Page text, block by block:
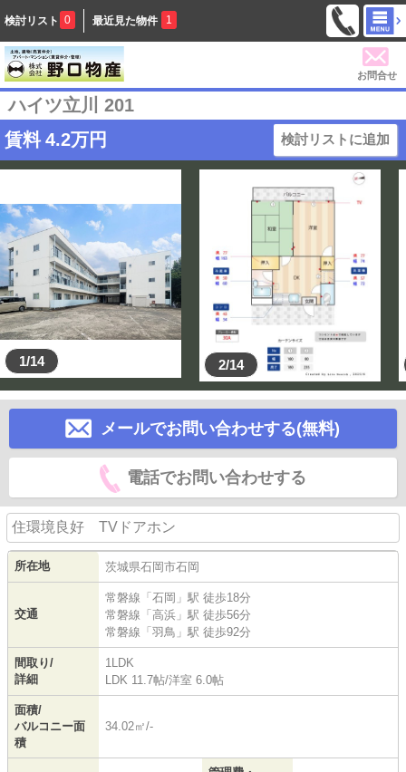
検討リスト 0 最近見た物件 1
お問合せ
ハイツ立川 201
賃料 4.2万円 検討リストに追加
1/14 2/14
メールでお問い合わせする(無料)
電話でお問い合わせする
住環境良好 TVドアホン
所在地 茨城県石岡市石岡
交通
常磐線 「 石岡 」駅 徒歩18分
常磐線 「 高浜 」駅 徒歩56分
常磐線 「 羽鳥 」駅 徒歩92分
間取り/
詳細
1LDK
LDK 11.7帖/洋室 6.0帖
面積/
バルコニー面
積
34.02㎡/-